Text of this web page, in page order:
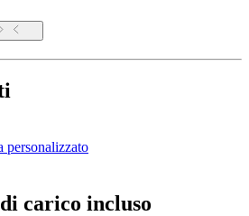
personalizzato
carico incluso